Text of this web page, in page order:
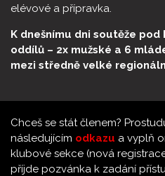
elévové a přípravka.
K dnešnímu dni soutěže pod
oddílů – 2x mužské a 6
mezi středně velké
Chceš se stát členem?
následujícím odkazu a vyplň
klubové sekce (nová
příjde pozvánka k zadání